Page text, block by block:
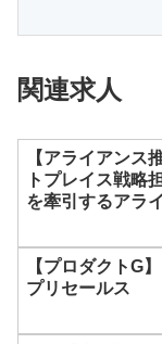
フ
ー
は
空
の
に
関連求人
【アライアンス
トプレイス戦略
を牽引するアラ
【プロダクトG
プリセールス